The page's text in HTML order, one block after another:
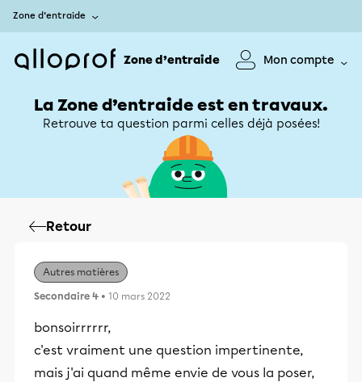
Zone d’entraide
Zone d’entraide Mon compte
La Zone d’entraide est en travaux.
Retrouve ta question parmi celles déjà posées!
Retour
Autres matières
Secondaire 4 • 10 mars 2022
bonsoirrrrrr,
c'est vraiment une question impertinente,
mais j'ai quand même envie de vous la poser,